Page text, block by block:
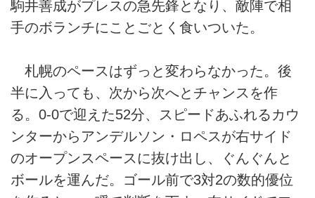
駒井善成がプレスの急先鋒となり、敵陣で相
手のボランチにことごとく食いついた。
札幌のペースはずっと変わらなかった。後
半に入っても、次から次へとチャンスを作
る。0-0で迎えた52分、スピードあふれるカウ
ンターからアンデルソン・ロペスが右サイド
のオープンスペースに抜け出し、ぐんぐんと
ボールを運んだ。ゴール前で3対2の数的優位